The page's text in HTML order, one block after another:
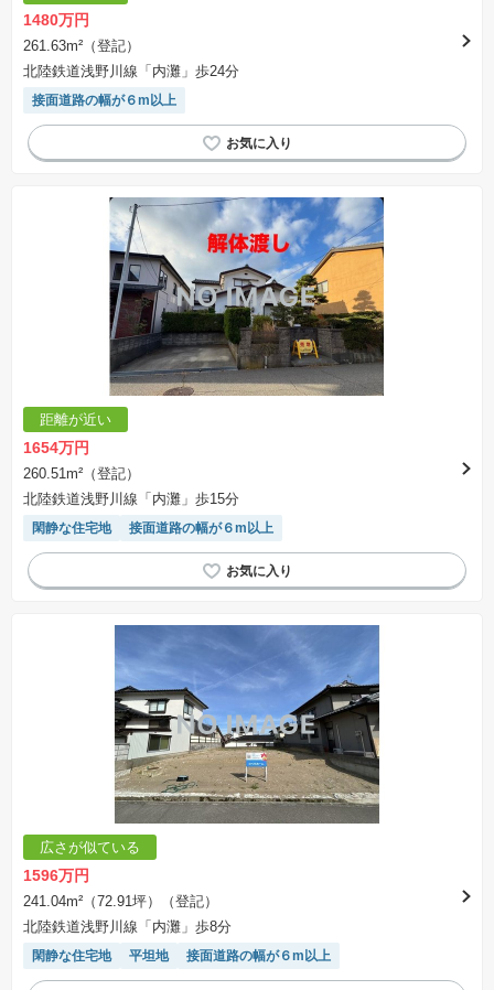
1480万円
261.63m²（登記）
北陸鉄道浅野川線「内灘」歩24分
接面道路の幅が６m以上
距離が近い
1654万円
260.51m²（登記）
北陸鉄道浅野川線「内灘」歩15分
閑静な住宅地 接面道路の幅が６m以上
広さが似ている
1596万円
241.04m²（72.91坪）（登記）
北陸鉄道浅野川線「内灘」歩8分
閑静な住宅地 平坦地 接面道路の幅が６m以上